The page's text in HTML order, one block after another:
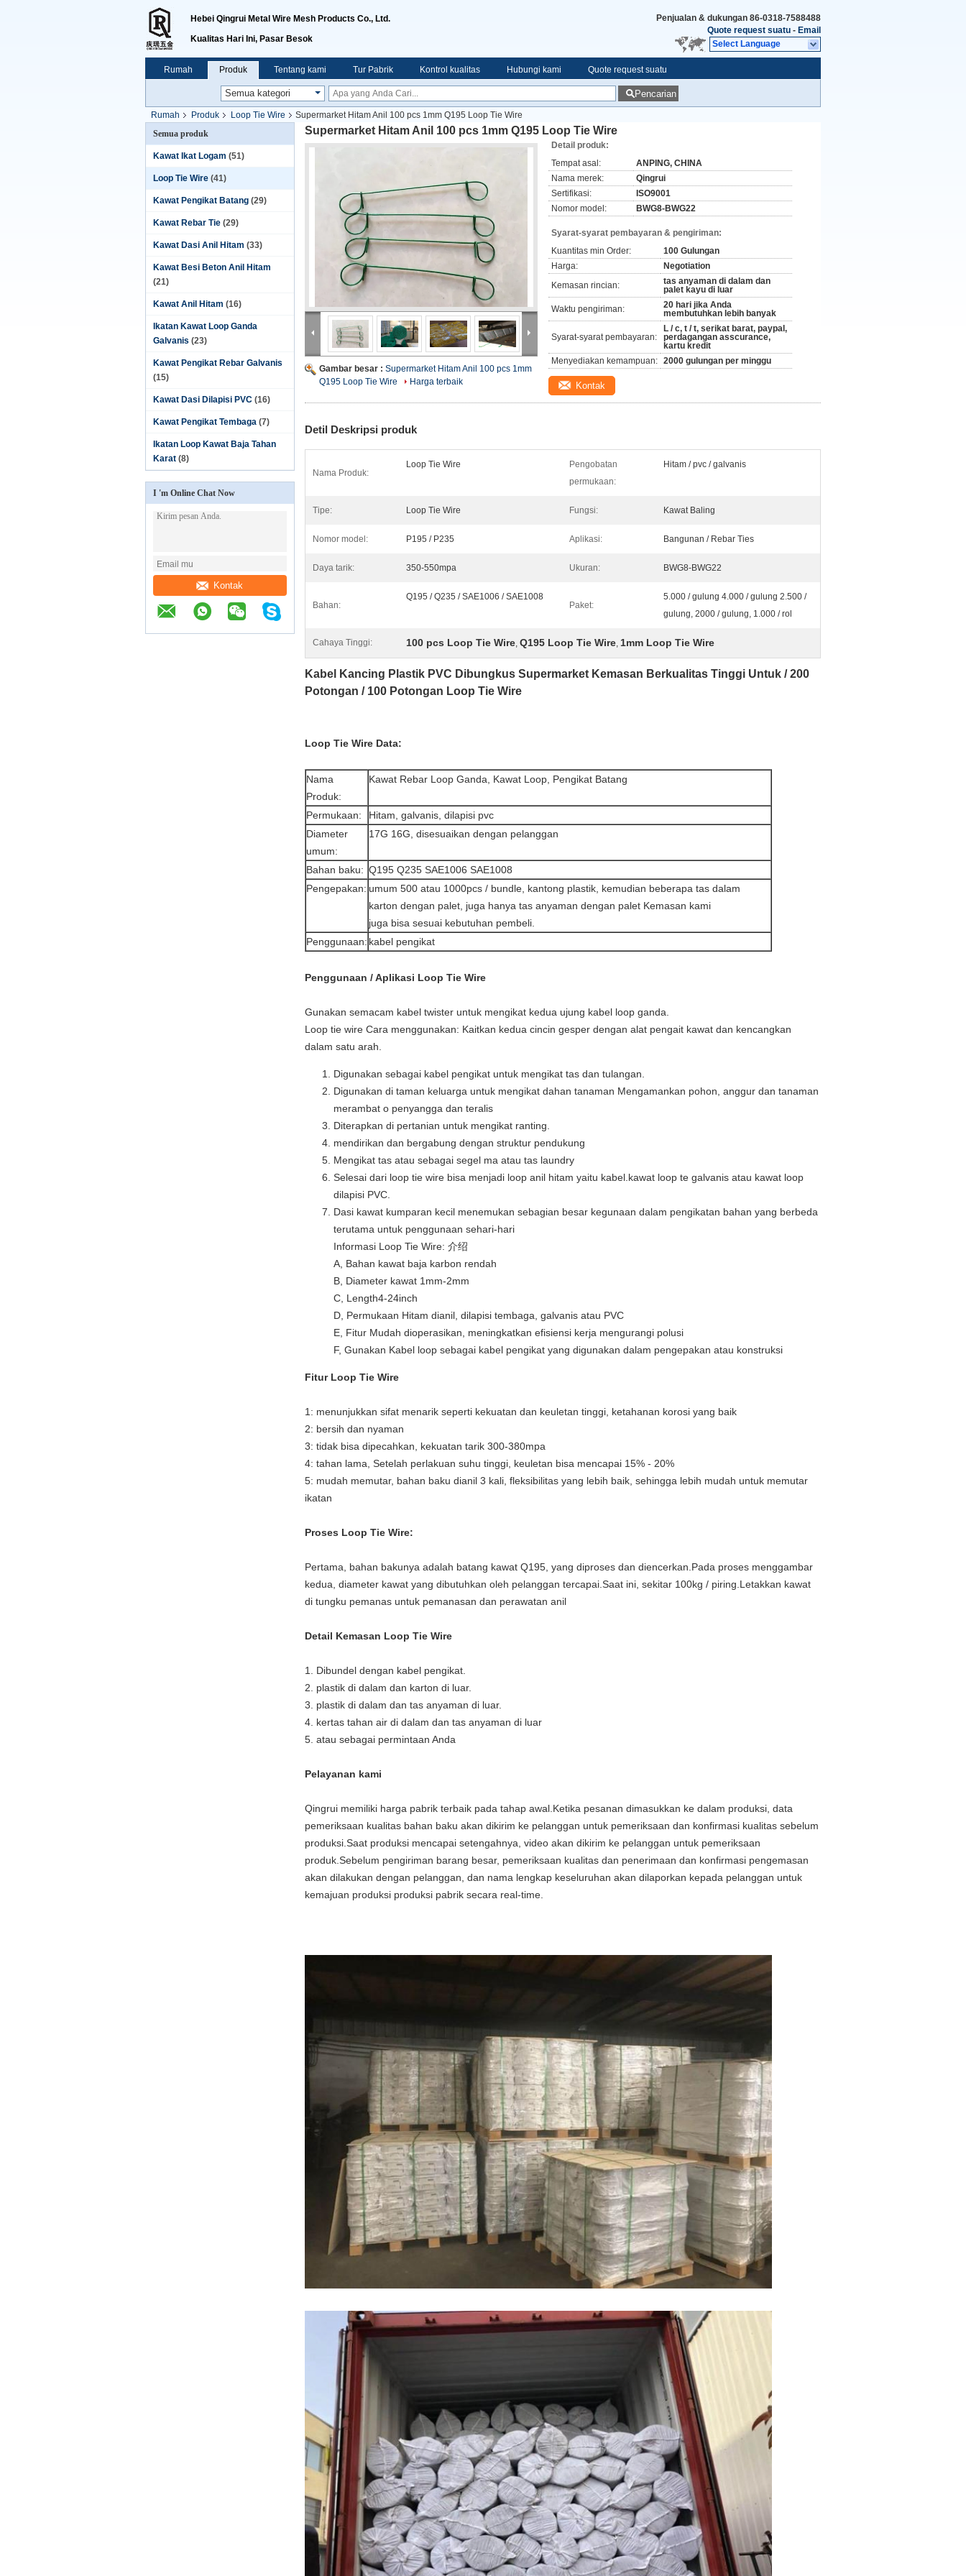
Hebei Qingrui Metal Wire Mesh Products Co., Ltd.
Kualitas Hari Ini, Pasar Besok
Penjualan & dukungan 86-0318-7588488
Quote request suatu - Email
Select Language
Rumah Produk Tentang kami Tur Pabrik Kontrol kualitas Hubungi kami Quote request suatu
Pencarian
Rumah Produk Loop Tie Wire
Supermarket Hitam Anil 100 pcs 1mm Q195 Loop Tie Wire
Semua produk
Kawat Ikat Logam (51)
Loop Tie Wire (41)
Kawat Pengikat Batang (29)
Kawat Rebar Tie (29)
Kawat Dasi Anil Hitam (33)
Kawat Besi Beton Anil Hitam
(21)
Kawat Anil Hitam (16)
Ikatan Kawat Loop Ganda
Galvanis (23)
Kawat Pengikat Rebar Galvanis
(15)
Kawat Dasi Dilapisi PVC (16)
Kawat Pengikat Tembaga (7)
Ikatan Loop Kawat Baja Tahan
Karat (8)
I 'm Online Chat Now
Kontak
Supermarket Hitam Anil 100 pcs 1mm Q195 Loop Tie Wire
Gambar besar : Supermarket Hitam Anil 100 pcs 1mm
Q195 Loop Tie Wire
Harga terbaik
Detail produk:
Tempat asal:
ANPING, CHINA
Nama merek:
Qingrui
Sertifikasi:
ISO9001
Nomor model:
BWG8-BWG22
Syarat-syarat pembayaran & pengiriman:
Kuantitas min Order:
100 Gulungan
Harga:
Negotiation
Kemasan rincian:
tas anyaman di dalam dan
palet kayu di luar
Waktu pengiriman:
20 hari jika Anda
membutuhkan lebih banyak
Syarat-syarat pembayaran:
L / c, t / t, serikat barat, paypal,
perdagangan asscurance,
kartu kredit
Menyediakan kemampuan: 2000 gulungan per minggu
Kontak
Detil Deskripsi produk
Nama Produk:
Loop Tie Wire
Pengobatan
permukaan:
Hitam / pvc / galvanis
Tipe: Loop Tie Wire Fungsi: Kawat Baling
Nomor model: P195 / P235 Aplikasi: Bangunan / Rebar Ties
Daya tarik: 350-550mpa Ukuran: BWG8-BWG22
Bahan:
Q195 / Q235 / SAE1006 / SAE1008
Paket:
5.000 / gulung 4.000 / gulung 2.500 /
gulung, 2000 / gulung, 1.000 / rol
Cahaya Tinggi: 100 pcs Loop Tie Wire, Q195 Loop Tie Wire, 1mm Loop Tie Wire
Kabel Kancing Plastik PVC Dibungkus Supermarket Kemasan Berkualitas Tinggi Untuk / 200
Potongan / 100 Potongan Loop Tie Wire
Loop Tie Wire Data:
Nama
Produk:
Kawat Rebar Loop Ganda, Kawat Loop, Pengikat Batang
Permukaan:
Hitam, galvanis, dilapisi pvc
Diameter
umum:
17G 16G, disesuaikan dengan pelanggan
Bahan baku: Q195 Q235 SAE1006 SAE1008
Pengepakan: umum 500 atau 1000pcs / bundle, kantong plastik, kemudian beberapa tas dalam
karton dengan palet, juga hanya tas anyaman dengan palet Kemasan kami
juga bisa sesuai kebutuhan pembeli.
Penggunaan: kabel pengikat
Penggunaan / Aplikasi Loop Tie Wire
Gunakan semacam kabel twister untuk mengikat kedua ujung kabel loop ganda.
Loop tie wire Cara menggunakan: Kaitkan kedua cincin gesper dengan alat pengait kawat dan kencangkan
dalam satu arah.
Digunakan sebagai kabel pengikat untuk mengikat tas dan tulangan.
Digunakan di taman keluarga untuk mengikat dahan tanaman Mengamankan pohon, anggur dan tanaman
merambat o penyangga dan teralis
Diterapkan di pertanian untuk mengikat ranting.
mendirikan dan bergabung dengan struktur pendukung
Mengikat tas atau sebagai segel ma atau tas laundry
Selesai dari loop tie wire bisa menjadi loop anil hitam yaitu kabel.kawat loop te galvanis atau kawat loop
dilapisi PVC.
Dasi kawat kumparan kecil menemukan sebagian besar kegunaan dalam pengikatan bahan yang berbeda
terutama untuk penggunaan sehari-hari
Informasi Loop Tie Wire: 介绍
A, Bahan kawat baja karbon rendah
B, Diameter kawat 1mm-2mm
C, Length4-24inch
D, Permukaan Hitam dianil, dilapisi tembaga, galvanis atau PVC
E, Fitur Mudah dioperasikan, meningkatkan efisiensi kerja mengurangi polusi
F, Gunakan Kabel loop sebagai kabel pengikat yang digunakan dalam pengepakan atau konstruksi
Fitur Loop Tie Wire
1: menunjukkan sifat menarik seperti kekuatan dan keuletan tinggi, ketahanan korosi yang baik
2: bersih dan nyaman
3: tidak bisa dipecahkan, kekuatan tarik 300-380mpa
4: tahan lama, Setelah perlakuan suhu tinggi, keuletan bisa mencapai 15% - 20%
5: mudah memutar, bahan baku dianil 3 kali, fleksibilitas yang lebih baik, sehingga lebih mudah untuk memutar
ikatan
Proses Loop Tie Wire:
Pertama, bahan bakunya adalah batang kawat Q195, yang diproses dan diencerkan.Pada proses menggambar
kedua, diameter kawat yang dibutuhkan oleh pelanggan tercapai.Saat ini, sekitar 100kg / piring.Letakkan kawat
di tungku pemanas untuk pemanasan dan perawatan anil
Detail Kemasan Loop Tie Wire
1. Dibundel dengan kabel pengikat.
2. plastik di dalam dan karton di luar.
3. plastik di dalam dan tas anyaman di luar.
4. kertas tahan air di dalam dan tas anyaman di luar
5. atau sebagai permintaan Anda
Pelayanan kami
Qingrui memiliki harga pabrik terbaik pada tahap awal.Ketika pesanan dimasukkan ke dalam produksi, data
pemeriksaan kualitas bahan baku akan dikirim ke pelanggan untuk pemeriksaan dan konfirmasi kualitas sebelum
produksi.Saat produksi mencapai setengahnya, video akan dikirim ke pelanggan untuk pemeriksaan
produk.Sebelum pengiriman barang besar, pemeriksaan kualitas dan penerimaan dan konfirmasi pengemasan
akan dilakukan dengan pelanggan, dan nama lengkap keseluruhan akan dilaporkan kepada pelanggan untuk
kemajuan produksi produksi pabrik secara real-time.